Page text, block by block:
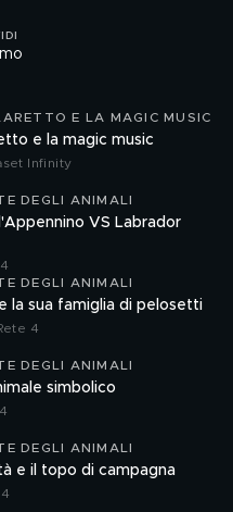
E LA MAGIC MUSIC
e la magic music
Infinity
DEGLI ANIMALI
VS Labrador
DEGLI ANIMALI
la sua famiglia di pelosetti
4
DEGLI ANIMALI
simbolico
DEGLI ANIMALI
e il topo di campagna